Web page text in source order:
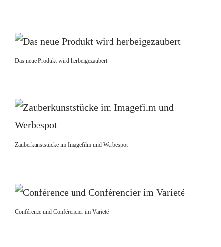
Das neue Produkt wird herbeigezaubert
Zauberkunststücke im Imagefilm und Werbespot
Conférence und Conférencier im Varieté